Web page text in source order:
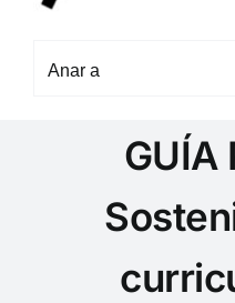
Anar a
GUÍA